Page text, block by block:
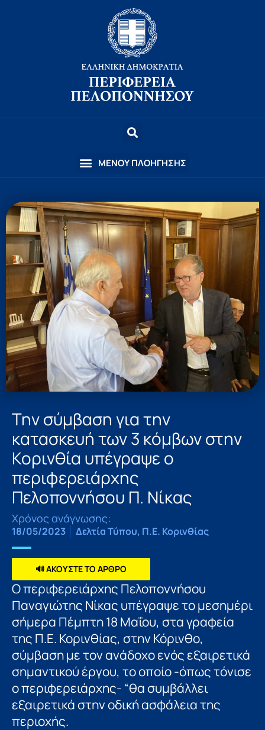
Την σύμβαση για την
κατασκευή των 3 κόμβων στην
Κορινθία υπέγραψε ο
περιφερειάρχης
Πελοποννήσου Π. Νίκας
Χρόνος ανάγνωσης:
18/05/2023 Δελτία Τύπου, Π.Ε. Κορινθίας
🔊 ΑΚΟΥΣΤΕ ΤΟ ΑΡΘΡΟ
Ο περιφερειάρχης Πελοποννήσου
Παναγιώτης Νίκας υπέγραψε το μεσημέρι
σήμερα Πέμπτη 18 Μαΐου, στα γραφεία
της Π.Ε. Κορινθίας, στην Κόρινθο,
σύμβαση με τον ανάδοχο ενός εξαιρετικά
σημαντικού έργου, το οποίο -όπως τόνισε
ο περιφερειάρχης- “θα συμβάλλει
εξαιρετικά στην οδική ασφάλεια της
περιοχής.